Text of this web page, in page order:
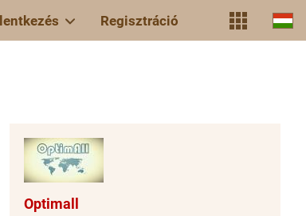
Regisztráció
Optimall